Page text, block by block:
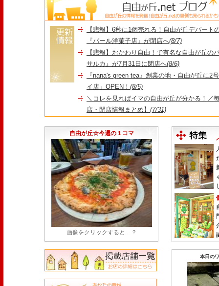
【悲報】6秒に1個売れる！自由が丘デパート
『パール洋菓子店』が閉店へ(8/7)
【悲報】おかわり自由！で有名な自由が丘の
サルカ』が7月31日に閉店へ(8/6)
『nana's green tea』創業の地・自由が丘に2
イ店」OPEN！ (8/5)
＼コレを見ればイマの自由が丘が分かる！／
店・閉店情報まとめ】 (7/31)
永久パス配布も！
自由が丘☆今週の１コマ
画像をクリックすると…？
本日の